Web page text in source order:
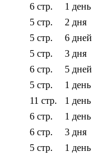
6 стр. 1 день
5 стр. 2 дня
5 стр. 6 дней
5 стр. 3 дня
6 стр. 5 дней
5 стр. 1 день
11 стр. 1 день
6 стр. 1 день
6 стр. 3 дня
5 стр. 1 день